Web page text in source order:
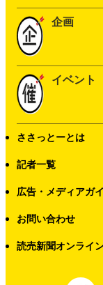
企画
イベント
ささっとーとは
記者一覧
広告・メディアガ
お問い合わせ
読売新聞オンライ